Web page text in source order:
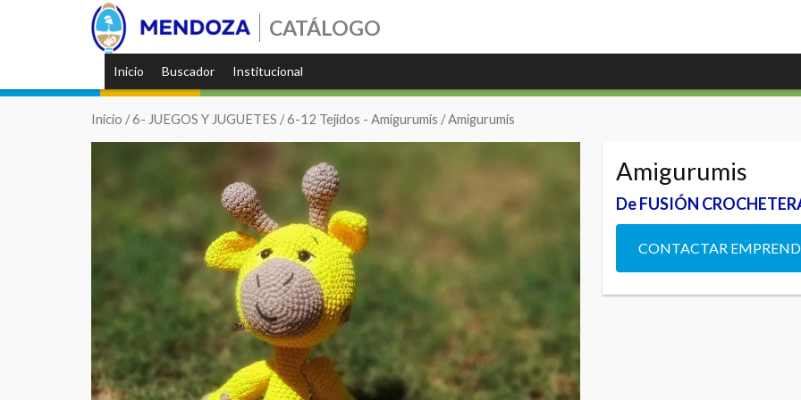
CATÁLOGO
Inicio Buscador Institucional
Inicio /6- JUEGOS Y JUGUETES /6-12 Tejidos - Amigurumis / Amigurumis
Amigurumis
De FUSIÓN
CONTACTAR